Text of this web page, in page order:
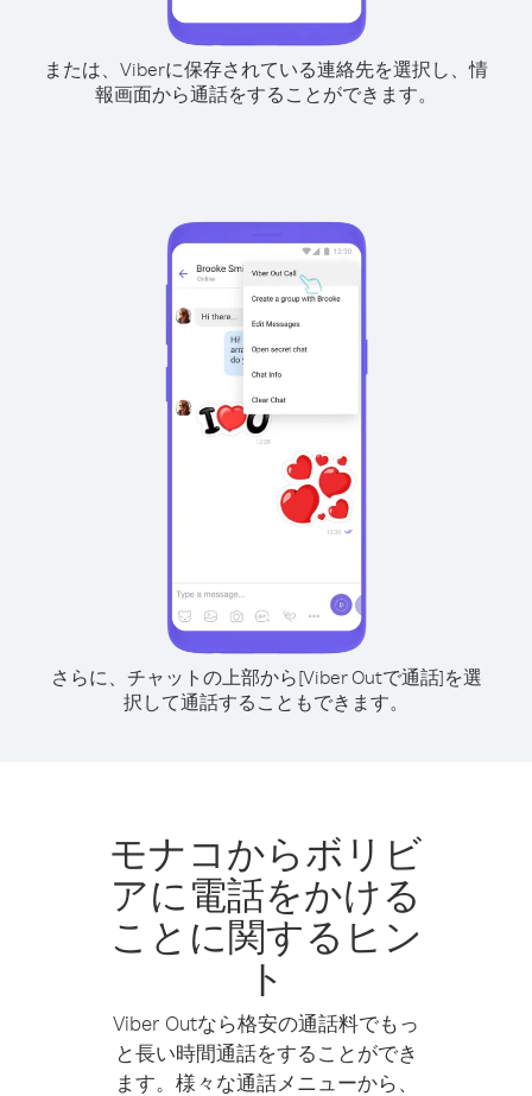
または、Viberに保存されている連絡先を選択し、情
報画面から通話をすることができます。
さらに、チャットの上部から[Viber Outで通話]を選
択して通話することもできます。
モナコからボリビ
アに電話をかける
ことに関するヒン
ト
Viber Outなら格安の通話料でもっ
と長い時間通話をすることができ
ます。様々な通話メニューから、